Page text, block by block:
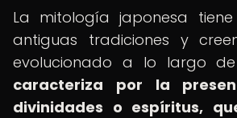
La mitología japonesa
antiguas tradiciones y
evolucionado a lo largo
caracteriza por la
divinidades o espíritus,